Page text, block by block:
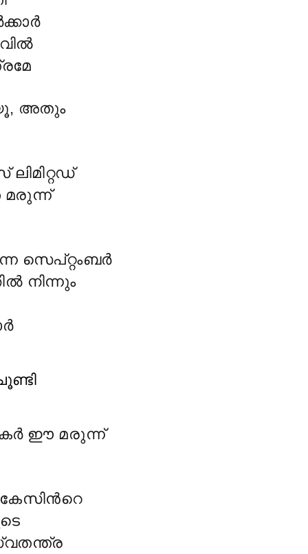
അതും
മരുന്ന്
സെപ്റ്റംബർ
നിന്നും
ഈ മരുന്ന്
റെ